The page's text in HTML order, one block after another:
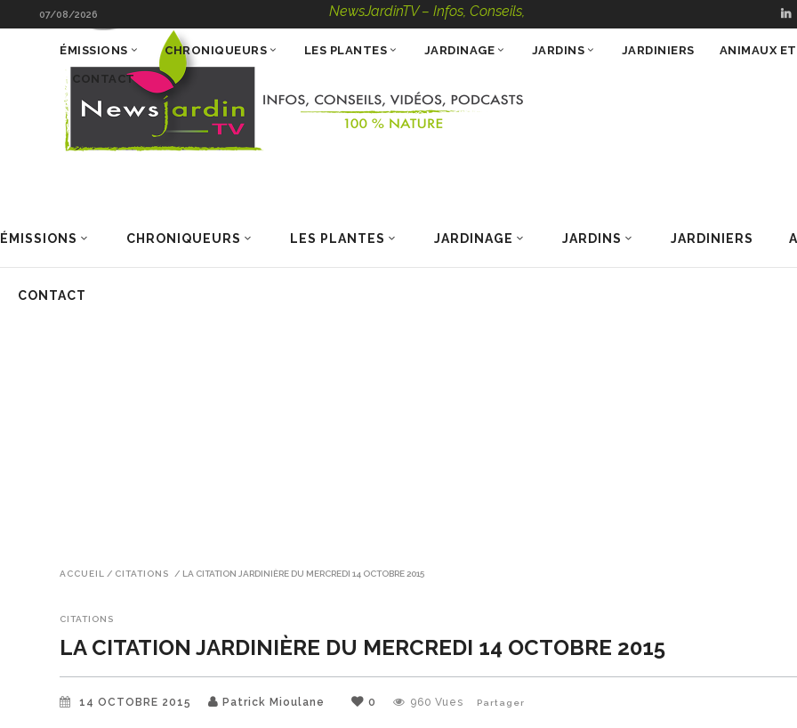
07/08/2026 NewsJardinTV – Infos, Conseils, Vidéos, Podcasts – 100 % Nature
ÉMISSIONS CHRONIQUEURS LES PLANTES JARDINAGE JARDINS JARDINIERS
CONTACT
ÉMISSIONS CHRONIQUEURS LES PLANTES JARDINAGE JARDINS JARDINIERS ANIMAUX
CONTACT
ACCUEIL / CITATIONS / LA CITATION JARDINIÈRE DU MERCREDI 14 OCTOBRE 2015
CITATIONS
LA CITATION JARDINIÈRE DU MERCREDI 14 OCTOBRE 2015
14 OCTOBRE 2015 Patrick Mioulane 0 960 Vues Partager